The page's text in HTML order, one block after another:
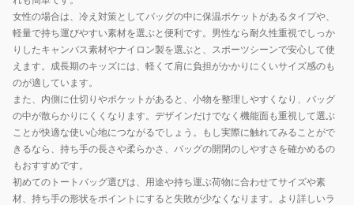
女性の場合は、冷え対策としてバッグの中に保温ポケットがあるタイプや、
軽量で持ち運びやすい素材を選ぶと便利です。男性なら耐久性重視でしっか
りしたキャンバス素材やナイロン製を選ぶと、スポーツシーンで安心して使
えます。成長期のキッズには、軽くて肩に負担がかかりにくいサイズ感のも
のが適しています。
また、内側に仕切りやポケットがあると、小物を整理しやすくなり、バッグ
の中が散らかりにくくなります。デザインだけでなく機能面も重視して選ぶ
ことが快適な使い心地につながるでしょう。もし実際に触れてみることがで
きるなら、持ち手の長さや柔らかさ、バッグの開閉のしやすさを確かめるの
もおすすめです。
初めてのトートバッグ選びは、用途や持ち運ぶ荷物に合わせてサイズや素
材、持ち手の形状をポイントにすると失敗が少なくなります。より詳しいラ